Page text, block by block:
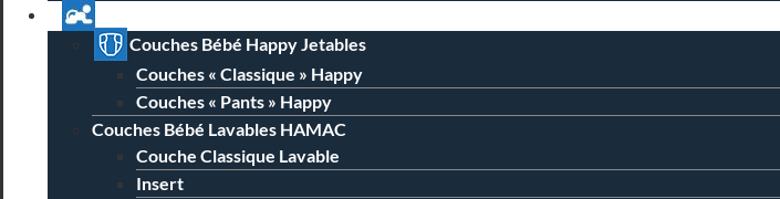
Couches Bébé Happy Jetables
Couches « Classique » Happy
Couches « Pants » Happy
Couches Bébé Lavables HAMAC
Couche Classique Lavable
Insert